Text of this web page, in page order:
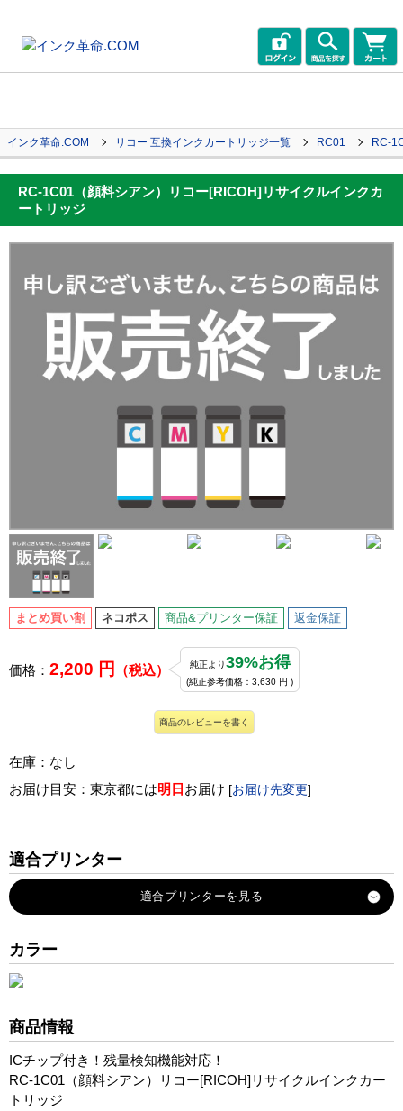
インク革命.COM リコー 互換インクカートリッジ一覧 RC01 RC-
RC-1C01（顔料シアン）リコー[RICOH]リサイクルインクカ
ートリッジ
まとめ買い割 ネコポス 商品&プリンター保証 返金保証
価格： 2,200 円 （税込） 純正より39%お得
(純正参考価格：3,630 円 )
商品のレビューを書く
在庫：なし
お届け目安：東京都には明日 お届け [お届け先変更]
適合プリンター
IPSiO-G515
IPSiO-G707
IPSiO-G707ME
IPSiO-G717
カラー
商品情報
ICチップ付き！残量検知機能対応！
RC-1C01（顔料シアン）リコー[RICOH]リサイクルインクカー
トリッジ